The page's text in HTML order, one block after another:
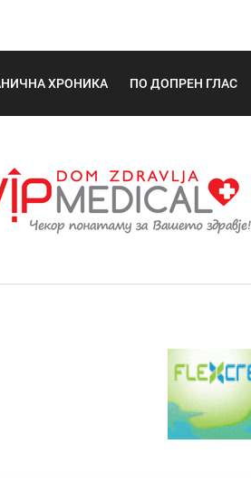
ХРОНИКА ПО ДОПРЕН ГЛАС